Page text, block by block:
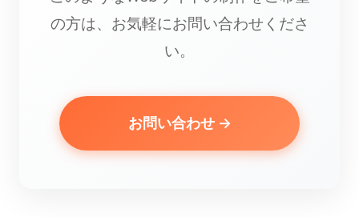
の方は、お気軽にお問い合わせくださ
い。
お問い合わせ →